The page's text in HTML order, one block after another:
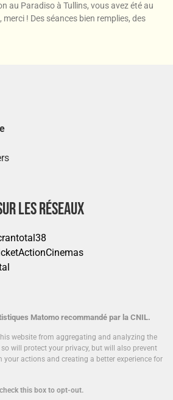
au Paradiso à Tullins, vous avez été au
! Des séances bien remplies, des
les réseaux
Matomo recommandé par la CNIL.
website from aggregating and analyzing the
will protect your privacy, but will also prevent
actions and creating a better experience for
this box to opt-out.